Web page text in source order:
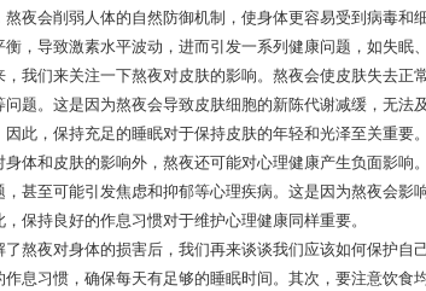
熬夜会削弱人体的自然防御机制，使身体更容易受到病毒和
，导致激素水平波动，进而引发一系列健康问题，如失眠
，我们来关注一下熬夜对皮肤的影响。熬夜会使皮肤失去正
问题。这是因为熬夜会导致皮肤细胞的新陈代谢减缓，无法
此，保持充足的睡眠对于保持皮肤的年轻和光泽至关重要。
身体和皮肤的影响外，熬夜还可能对心理健康产生负面影响
，甚至可能引发焦虑和抑郁等心理疾病。这是因为熬夜会影
保持良好的作息习惯对于维护心理健康同样重要。
了熬夜对身体的损害后，我们再来谈谈我们应该如何保护自
作息习惯，确保每天有足够的睡眠时间。其次，要注意饮食